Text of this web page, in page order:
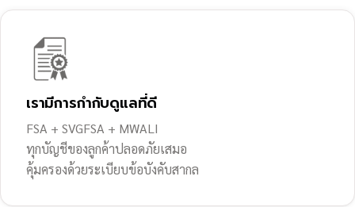
เรามีการกำกับดูแลที่ดี
FSA + SVGFSA + MWALI
ทุกบัญชีของลูกค้าปลอดภัยเสมอ
คุ้มครองด้วยระเบียบข้อบังคับสากล